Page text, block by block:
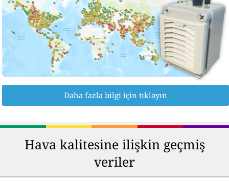
Daha fazla bilgi için tıklayın
Hava kalitesine ilişkin geçmiş
veriler